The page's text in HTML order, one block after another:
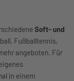
Soft- und
Fußballtennis,
angeboten. Für
in einem